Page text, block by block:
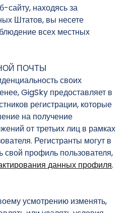
сайту, находясь за
Штатов, вы несете
всех местных
ПОЧТЫ
своих
GigSky предоставляет в
регистрации, которые
на получение
от третьих лиц в рамках
Регистранты могут в
профиль пользователя,
данных профиля.
усмотрению изменять,